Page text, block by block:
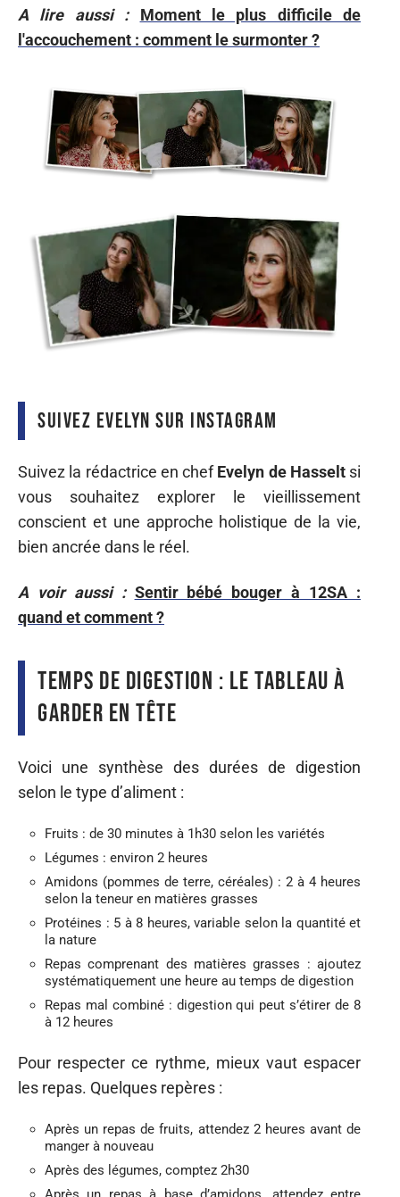
A lire aussi :
Moment le plus difficile de
l'accouchement : comment le surmonter ?
Suivez Evelyn sur Instagram
Suivez la rédactrice en chefEvelyn de Hasseltsi
vous souhaitez explorer le vieillissement
conscient et une approche holistique de la vie,
bien ancrée dans le réel.
A voir aussi : Sentir bébé bouger à 12SA :
quand et comment ?
Temps de digestion : le tableau à
garder en tête
Voici une synthèse des durées de digestion
selon le type d’aliment :
Fruits : de 30 minutes à 1h30 selon les variétés
Légumes : environ 2 heures
Amidons (pommes de terre, céréales) : 2 à 4 heures
selon la teneur en matières grasses
Protéines : 5 à 8 heures, variable selon la quantité et
la nature
Repas comprenant des matières grasses : ajoutez
systématiquement une heure au temps de digestion
Repas mal combiné : digestion qui peut s’étirer de 8
à 12 heures
Pour respecter ce rythme, mieux vaut espacer
les repas. Quelques repères :
Après un repas de fruits, attendez 2 heures avant de
manger à nouveau
Après des légumes, comptez 2h30